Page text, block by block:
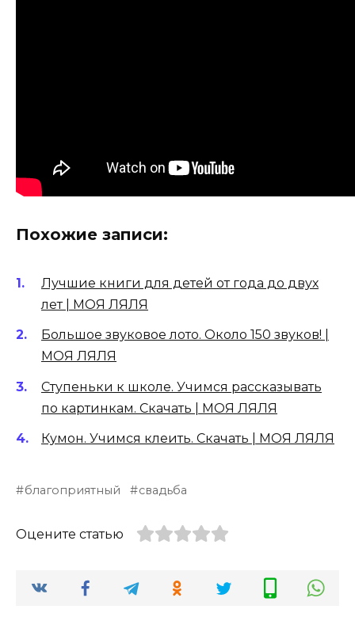
Похожие записи:
Лучшие книги для детей от года до двух
лет | МОЯ ЛЯЛЯ
Большое звуковое лото. Около 150 звуков! |
МОЯ ЛЯЛЯ
Ступеньки к школе. Учимся рассказывать
по картинкам. Скачать | МОЯ ЛЯЛЯ
Кумон. Учимся клеить. Скачать | МОЯ ЛЯЛЯ
благоприятный свадьба
Оцените статью